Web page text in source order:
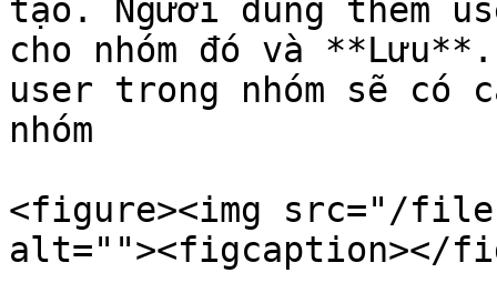
tạo. Người dùng thêm
cho nhóm đó và
user trong nhóm sẽ có
nhóm
<figure><img src="/files/
alt=""><figcaption></